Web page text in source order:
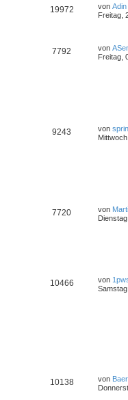
19972 von Adin
Freitag,
7792 von
Freitag,
9243 von
7720 von
10466 von
10138 von